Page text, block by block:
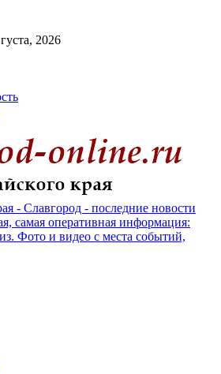
2026
- Славгород - последние новости
самая оперативная информация:
Фото и видео с места событий,